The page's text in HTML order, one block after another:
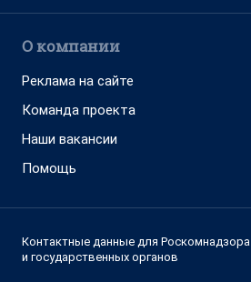
О компании
Реклама на сайте
Команда проекта
Наши вакансии
Помощь
Контактные данные для Роскомнадзора
и государственных органов